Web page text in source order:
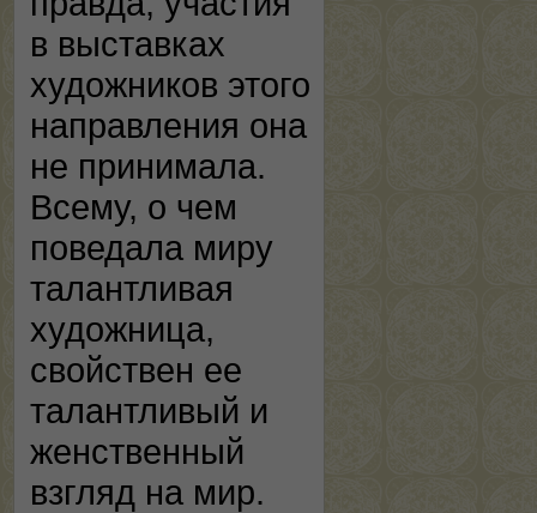
в выставках
художников этого
направления она
не принимала.
Всему, о чем
поведала миру
талантливая
художница,
свойствен ее
талантливый и
женственный
взгляд на мир.